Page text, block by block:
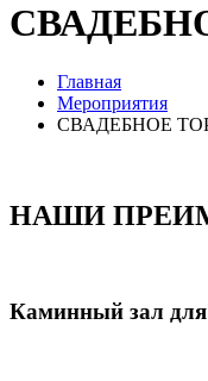
Главная
Мероприятия
СВАДЕБНОЕ
НАШИ
Каминный зал